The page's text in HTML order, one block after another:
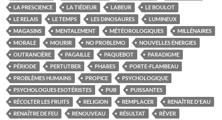
LA PRESCIENCE
LA TIÉDEUR LABEUR
LE BOULOT
LE RELAIS
LE TEMPS LES DINOSAURES
LUMINEUX
MAGASINS
MENTALEMENT MÉTÉOROLOGIQUES
MILLÉNAIRES
MORALE
MOURIR NO PROBLEMO
NOUVELLES ÉNERGIES
OUTRANCIÈRE
PAGAILLE PAQUEBOT
PARADIGME
PÉRIODE
PERTUTBER PHARES
PORTE-FLAMBEAU
PROBLÈMES HUMAINS
PROPICE
PSYCHOLOGIQUE
PSYCHOLOGUES ESOTÉRISTES
PUB
PUISSANTES
RÉCOLTER LES FRUITS
RELIGION REMPLACER
RENAÎTRE D'EAU
RENAÎTRE DE FEU
RENOUVEAU RÉSULTAT
RÊVER